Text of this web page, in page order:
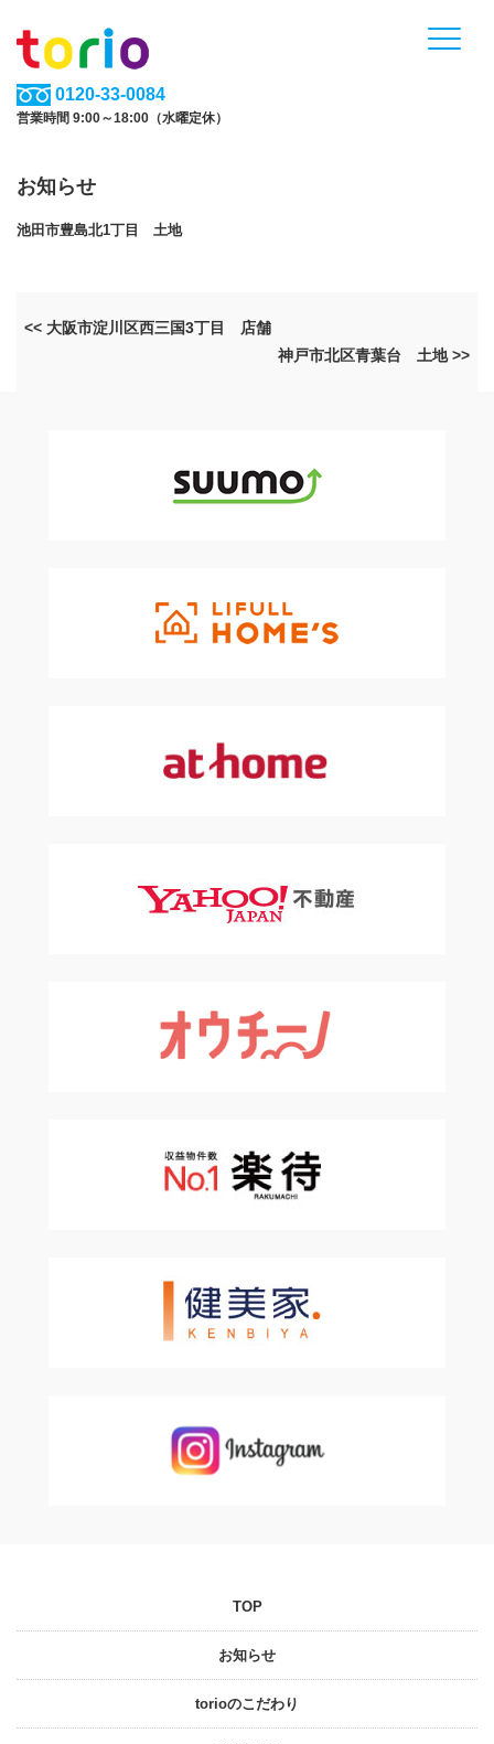
0120-33-0084
営業時間 9:00～18:00（水曜定休）
お知らせ
池田市豊島北1丁目 土地
<< 大阪市淀川区西三国3丁目 店舗
神戸市北区青葉台 土地 >>
TOP
お知らせ
torioのこだわり